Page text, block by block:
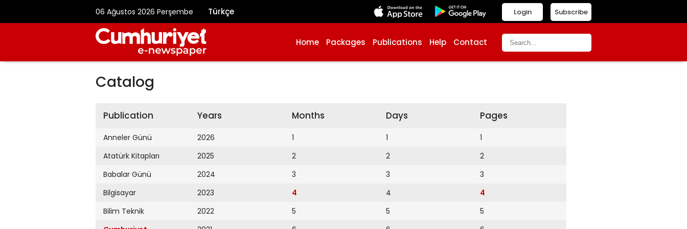
06 Ağustos 2026 Perşembe Türkçe Subscribe
Login
Home Packages Publications Help Contact
Catalog
Publication
Anneler Günü
Atatürk Kitapları
Babalar Günü
Bilgisayar
Bilim Teknik
Years
2026
2025
2024
2023
2022
Months
1
2
3
4
5
Days
1
2
3
4
5
Pages
1
2
3
4
5